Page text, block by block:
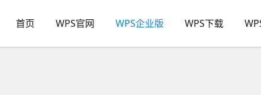
首页 WPS官网 WPS企业版 WPS下载